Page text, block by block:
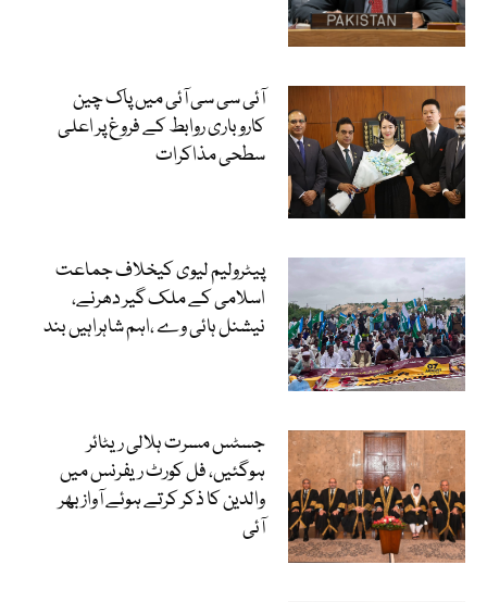
آئی سی سی آئی میں پاک چین
کاروباری روابط کے فروغ پر اعلی
سطحی مذاکرات
پیٹرولیم لیوی کیخلاف جماعت
اسلامی کے ملک گیر دھرنے،
نیشنل ہائی وے ،اہم شاہراہیں بند
جسٹس مسرت ہلالی ریٹائر
ہوگئیں، فل کورٹ ریفرنس میں
والدین کا ذکر کرتے ہوئے آواز بھر
آئی